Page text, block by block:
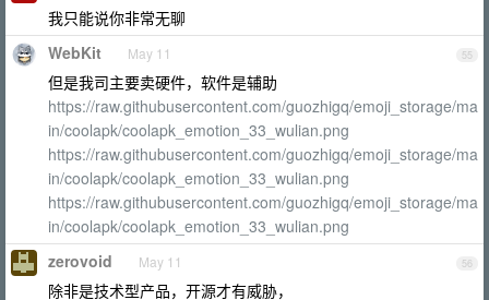
我只能说你非常无聊
55
WebKit May 11
但是我司主要卖硬件，软件是辅助
https://raw.githubusercontent.com/guozhigq/emoji_storage/ma
in/coolapk/coolapk_emotion_33_wulian.png
https://raw.githubusercontent.com/guozhigq/emoji_storage/ma
in/coolapk/coolapk_emotion_33_wulian.png
https://raw.githubusercontent.com/guozhigq/emoji_storage/ma
in/coolapk/coolapk_emotion_33_wulian.png
56
zerovoid May 11
除非是技术型产品，开源才有威胁，